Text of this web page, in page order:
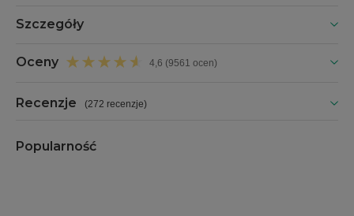
Szczegóły
Oceny 4,6 (9561 ocen)
Recenzje (272 recenzje)
Popularność